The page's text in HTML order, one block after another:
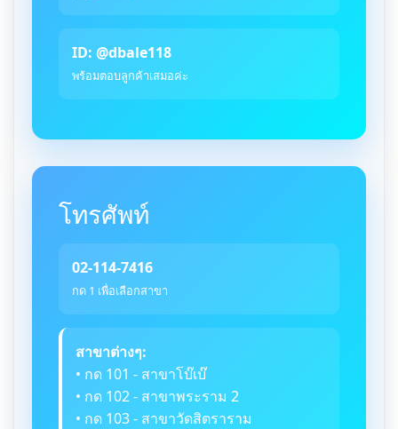
ID: @dbale118
พร้อมตอบลูกค้าเสมอค่ะ
โทรศัพท์
02-114-7416
กด 1 เพื่อเลือกสาขา
สาขาต่างๆ:
• กด 101 - สาขาโบ๊เบ๊
• กด 102 - สาขาพระราม 2
• กด 103 - สาขาวัดสิตราราม